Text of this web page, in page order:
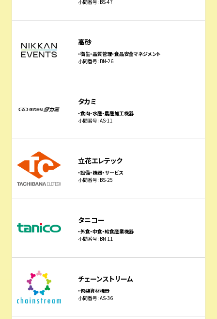
小間番号: BS-47
高砂
・衛生・品質管理・食品安全マネジメント
小間番号: BN-26
タカミ
・食肉・水産・農産加工機器
小間番号: AS-11
立花エレテック
・設備・機器・サービス
小間番号: BS-25
タニコー
・外食・中食・給食産業機器
小間番号: BN-11
チェーンストリーム
・包装資材機器
小間番号: AS-36